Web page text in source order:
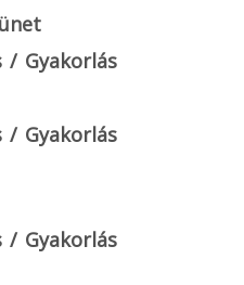
/ Gyakorlás
/ Gyakorlás
/ Gyakorlás